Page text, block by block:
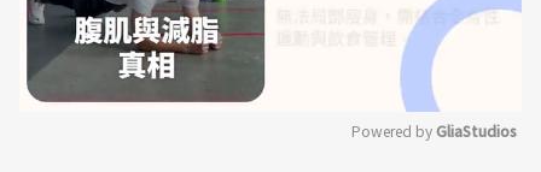
Powered by GliaStudios